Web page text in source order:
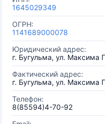
1645029349
ОГРН:
1141689000078
Юридический адрес:
г. Бугульма, ул. Максима
Фактический адрес:
г. Бугульма, ул. Максима
Телефон:
8(85594)4-70-92